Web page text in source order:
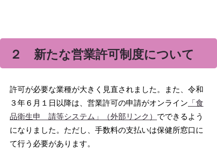
２ 新たな営業許可制度について
許可が必要な業種が大きく見直されました。また、令和
３年６月１日以降は、営業許可の申請がオンライン 「食
品衛生申 請等システム」（外部リンク） でできるよう
になりました。ただし、手数料の支払いは保健所窓口に
て行う必要があります。